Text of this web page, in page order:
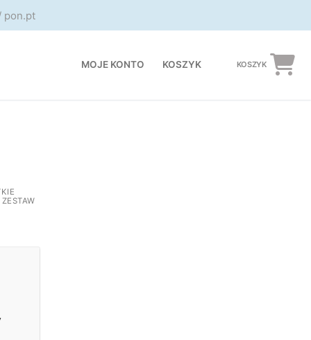
pon.pt
MOJE KONTO KOSZYK KOSZYK